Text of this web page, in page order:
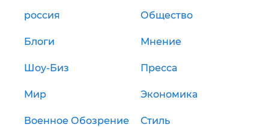
россия Общество
Блоги Мнение
Шоу-Биз Пресса
Мир Экономика
Военное Обозрение Стиль